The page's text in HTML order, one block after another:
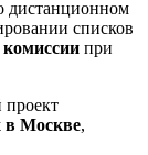
дистанционном
списков
при
в Москве,